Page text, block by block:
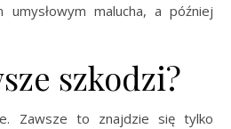
malucha, a później
szkodzi?
Zawsze to znajdzie się tylko